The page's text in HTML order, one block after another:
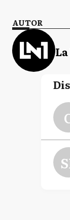
AUTOR